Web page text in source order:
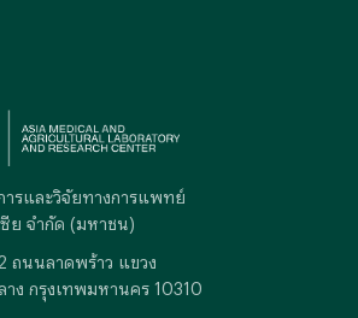
รและวิจัยทางการแพทย์
ย จำกัด (มหาชน)
ถนนลาดพร้าว แขวง
ง กรุงเทพมหานคร 10310